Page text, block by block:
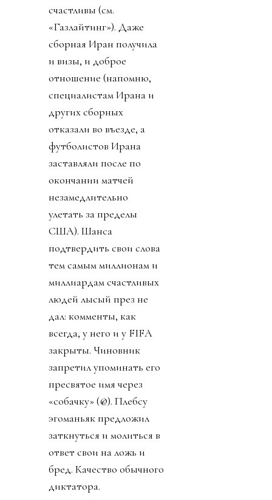
счастливы (см.
«Газлайтинг»). Даже
сборная Иран получила
и визы, и доброе
отношение (напомню,
специалистам Ирана и
других сборных
отказали во въезде, а
футболистов Ирана
заставляли после по
окончании матчей
незамедлительно
улетать за пределы
США). Шанса
подтвердить свои слова
тем самым миллионам и
миллиардам счастливых
людей лысый през не
дал: комменты, как
всегда, у него и у FIFA
закрыты. Чиновник
запретил упоминать его
пресвятое имя через
«собачку» (@). Плебсу
эгоманьяк предложил
заткнуться и молиться в
ответ свои на ложь и
бред. Качество обычного
диктатора.